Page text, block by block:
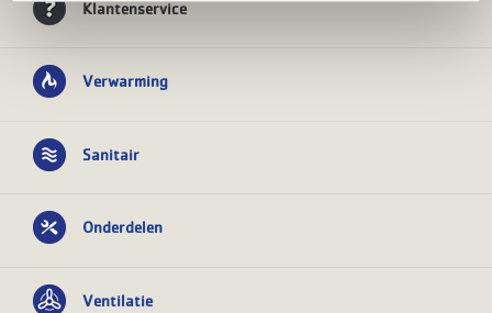
Klantenservice
Verwarming
Sanitair
Onderdelen
Ventilatie